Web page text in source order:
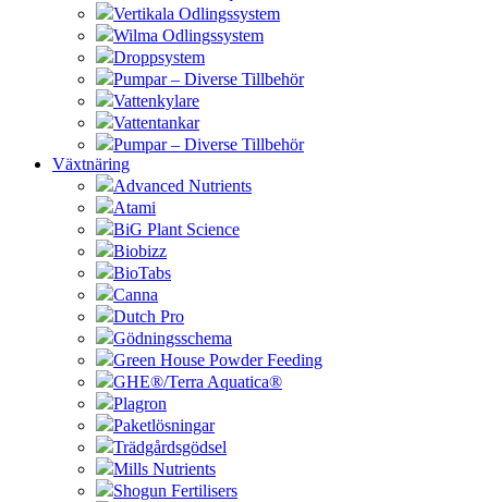
Vertikala Odlingssystem
Wilma Odlingssystem
Droppsystem
Pumpar – Diverse Tillbehör
Vattenkylare
Vattentankar
Pumpar – Diverse Tillbehör
Växtnäring
Advanced Nutrients
Atami
BiG Plant Science
Biobizz
BioTabs
Canna
Dutch Pro
Gödningsschema
Green House Powder Feeding
GHE®/Terra Aquatica®
Plagron
Paketlösningar
Trädgårdsgödsel
Mills Nutrients
Shogun Fertilisers